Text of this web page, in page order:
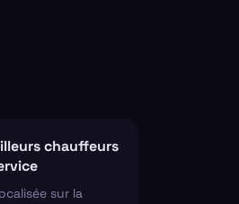
chauffeurs
sur la